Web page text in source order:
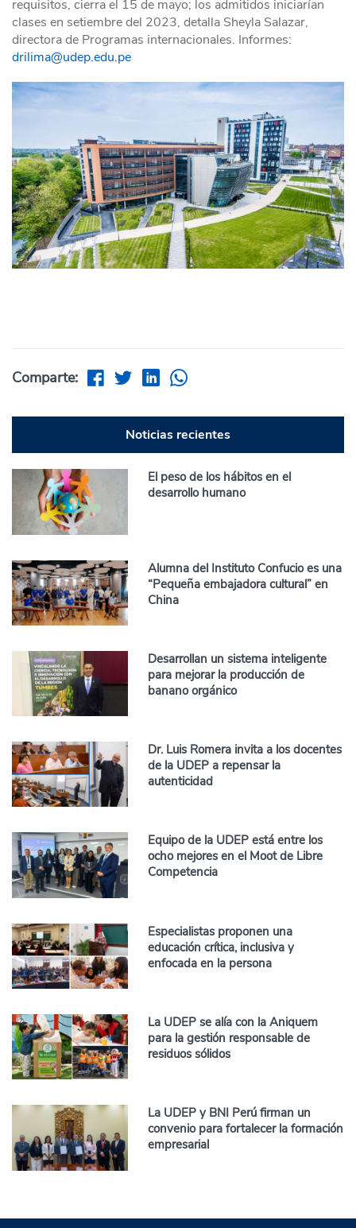
requisitos, cierra el 15 de mayo; los admitidos iniciarían
clases en setiembre del 2023, detalla Sheyla Salazar,
directora de Programas internacionales. Informes:
drilima@udep.edu.pe
Comparte:
Noticias recientes
El peso de los hábitos en el
desarrollo humano
Alumna del Instituto Confucio es una
“Pequeña embajadora cultural” en
China
Desarrollan un sistema inteligente
para mejorar la producción de
banano orgánico
Dr. Luis Romera invita a los docentes
de la UDEP a repensar la
autenticidad
Equipo de la UDEP está entre los
ocho mejores en el Moot de Libre
Competencia
Especialistas proponen una
educación crítica, inclusiva y
enfocada en la persona
La UDEP se alía con la Aniquem
para la gestión responsable de
residuos sólidos
La UDEP y BNI Perú firman un
convenio para fortalecer la formación
empresarial